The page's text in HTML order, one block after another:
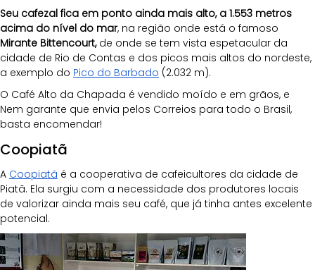
Seu cafezal fica em ponto ainda mais alto, a 1.553 metros
acima do nível do mar, na região onde está o famoso
Mirante Bittencourt, de onde se tem vista espetacular da
cidade de Rio de Contas e dos picos mais altos do nordeste,
a exemplo do Pico do Barbado (2.032 m).
O Café Alto da Chapada é vendido moído e em grãos, e
Nem garante que envia pelos Correios para todo o Brasil,
basta encomendar!
Coopiatã
A Coopiatã é a cooperativa de cafeicultores da cidade de
Piatã. Ela surgiu com a necessidade dos produtores locais
de valorizar ainda mais seu café, que já tinha antes excelente
potencial.